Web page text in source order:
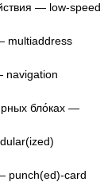
— low-speed
multiaddress
navigation
бло́ках —
punch(ed)-card